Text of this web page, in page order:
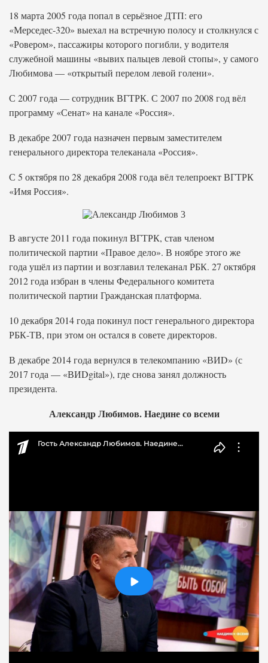
18 марта 2005 года попал в серьёзное ДТП: его
«Мерседес-320» выехал на встречную полосу и столкнулся с
«Ровером», пассажиры которого погибли, у водителя
служебной машины «вывих пальцев левой стопы», у самого
Любимова — «открытый перелом левой голени».
С 2007 года — сотрудник ВГТРК. С 2007 по 2008 год вёл
программу «Сенат» на канале «Россия».
В декабре 2007 года назначен первым заместителем
генерального директора телеканала «Россия».
С 5 октября по 28 декабря 2008 года вёл телепроект ВГТРК
«Имя Россия».
В августе 2011 года покинул ВГТРК, став членом
политической партии «Правое дело». В ноябре этого же
года ушёл из партии и возглавил телеканал РБК. 27 октября
2012 года избран в члены Федерального комитета
политической партии Гражданская платформа.
10 декабря 2014 года покинул пост генерального директора
РБК-ТВ, при этом он остался в совете директоров.
В декабре 2014 года вернулся в телекомпанию «ВИD» (с
2017 года — «ВИDgital»), где снова занял должность
президента.
Александр Любимов. Наедине со всеми